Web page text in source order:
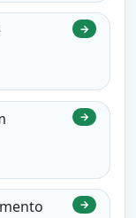
→
→
→